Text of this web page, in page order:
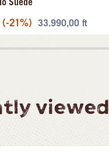
(-21%) 33.990,00 ft
viewed